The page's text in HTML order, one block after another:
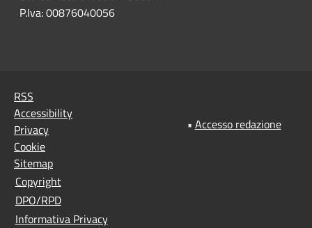
P.Iva: 00876040056
RSS
Accessibility
Privacy
Cookie
Sitemap
Copyright
DPO/RPD
Informativa Privacy
• Accesso redazione